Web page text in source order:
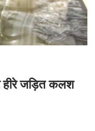
हीरे जड़ित कलश